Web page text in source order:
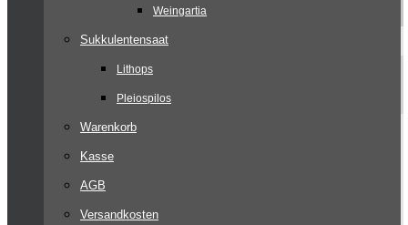
Weingartia
Sukkulentensaat
Lithops
Pleiospilos
Warenkorb
Kasse
AGB
Versandkosten